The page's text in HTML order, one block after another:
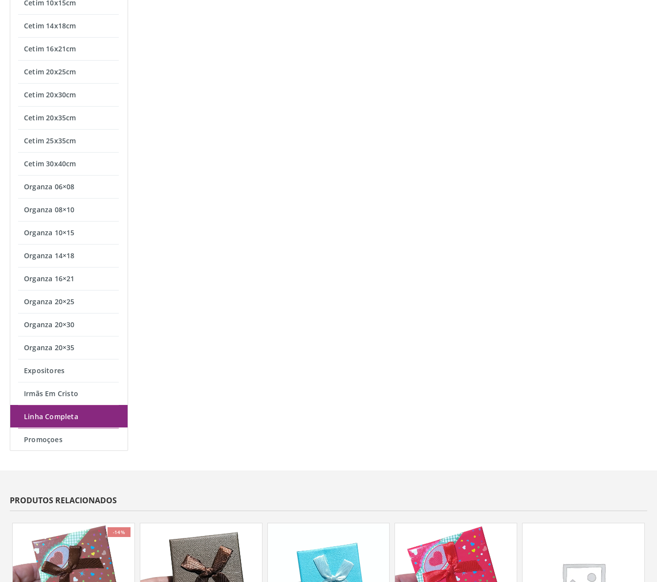
Cetim 10x15cm
Cetim 14x18cm
Cetim 16x21cm
Cetim 20x25cm
Cetim 20x30cm
Cetim 20x35cm
Cetim 25x35cm
Cetim 30x40cm
Organza 06×08
Organza 08×10
Organza 10×15
Organza 14×18
Organza 16×21
Organza 20×25
Organza 20×30
Organza 20×35
Expositores
Irmãs Em Cristo
Linha Completa
Promoçoes
PRODUTOS RELACIONADOS
-14%